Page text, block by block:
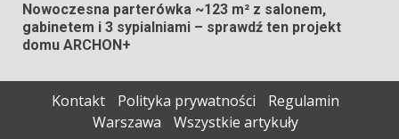
Nowoczesna parterówka ~123 m² z salonem,
gabinetem i 3 sypialniami – sprawdź ten projekt
domu ARCHON+
Kontakt Polityka prywatności
Regulamin
Warszawa
Wszystkie artykuły